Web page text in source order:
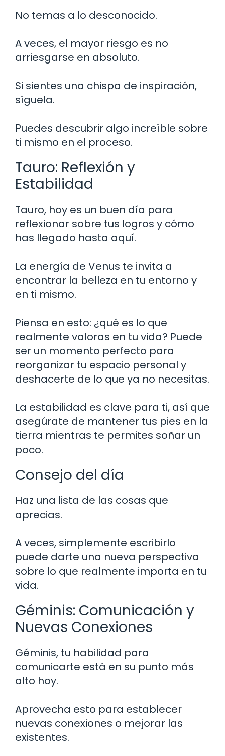
No temas a lo desconocido.
A veces, el mayor riesgo es no
arriesgarse en absoluto.
Si sientes una chispa de inspiración,
síguela.
Puedes descubrir algo increíble sobre
ti mismo en el proceso.
Tauro: Reflexión y
Estabilidad
Tauro, hoy es un buen día para
reflexionar sobre tus logros y cómo
has llegado hasta aquí.
La energía de Venus te invita a
encontrar la belleza en tu entorno y
en ti mismo.
Piensa en esto: ¿qué es lo que
realmente valoras en tu vida? Puede
ser un momento perfecto para
reorganizar tu espacio personal y
deshacerte de lo que ya no necesitas.
La estabilidad es clave para ti, así que
asegúrate de mantener tus pies en la
tierra mientras te permites soñar un
poco.
Consejo del día
Haz una lista de las cosas que
aprecias.
A veces, simplemente escribirlo
puede darte una nueva perspectiva
sobre lo que realmente importa en tu
vida.
Géminis: Comunicación y
Nuevas Conexiones
Géminis, tu habilidad para
comunicarte está en su punto más
alto hoy.
Aprovecha esto para establecer
nuevas conexiones o mejorar las
existentes.